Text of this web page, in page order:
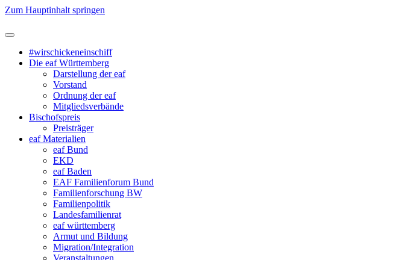
Zum Hauptinhalt springen
#wirschickeneinschiff
Die eaf Württemberg
Darstellung der eaf
Vorstand
Ordnung der eaf
Mitgliedsverbände
Bischofspreis
Preisträger
eaf Materialien
eaf Bund
EKD
eaf Baden
EAF Familienforum Bund
Familienforschung BW
Familienpolitik
Landesfamilienrat
eaf württemberg
Armut und Bildung
Migration/Integration
Veranstaltungen